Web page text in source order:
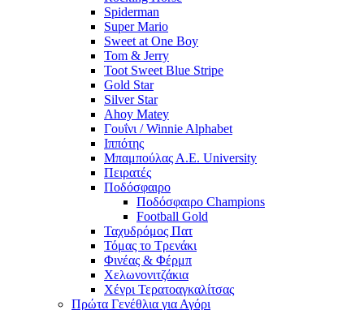
Spiderman
Super Mario
Sweet at One Boy
Tom & Jerry
Toot Sweet Blue Stripe
Gold Star
Silver Star
Ahoy Matey
Γουΐνι / Winnie Alphabet
Ιππότης
Μπαμπούλας Α.Ε. University
Πειρατές
Ποδόσφαιρο
Ποδόσφαιρο Champions
Football Gold
Ταχυδρόμος Πατ
Τόμας το Τρενάκι
Φινέας & Φέρμπ
Χελωνονιτζάκια
Χένρι Τερατοαγκαλίτσας
Πρώτα Γενέθλια για Αγόρι